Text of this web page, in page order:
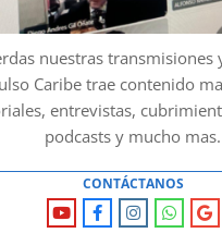
nuestras transmisiones
Caribe trae contenido
entrevistas,
podcasts y mucho mas.
CONTÁCTANOS